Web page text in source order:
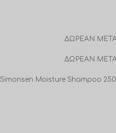
ΔΩΡΕΑΝ
ΔΩΡΕΑΝ
Moisture Shampoo